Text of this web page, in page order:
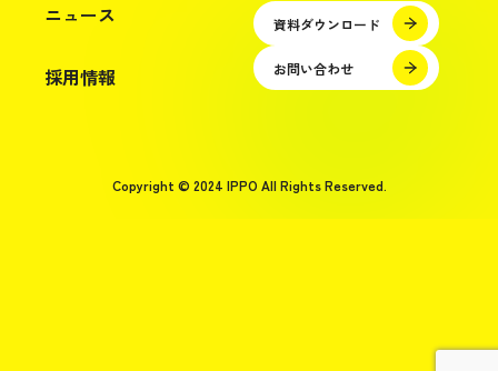
ニュース
採用情報
資料ダウンロード
お問い合わせ
Copyright © 2024 IPPO All Rights Reserved.